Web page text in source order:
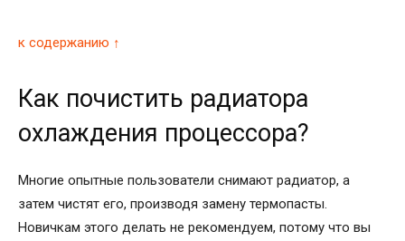
к содержанию ↑
Как почистить радиатора
охлаждения процессора?
Многие опытные пользователи снимают радиатор, а
затем чистят его, производя замену термопасты.
Новичкам этого делать не рекомендуем, потому что вы